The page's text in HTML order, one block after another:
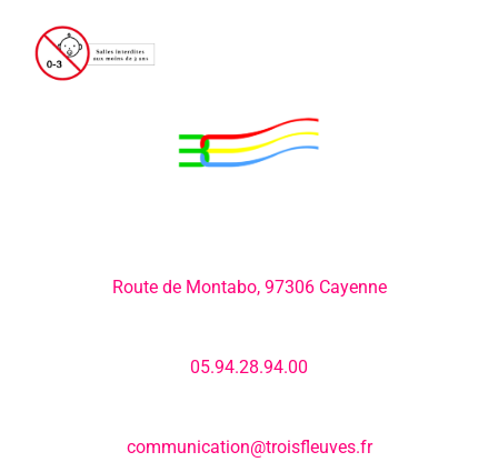
Route de Montabo, 97306 Cayenne
05.94.28.94.00
communication@troisfleuves.fr